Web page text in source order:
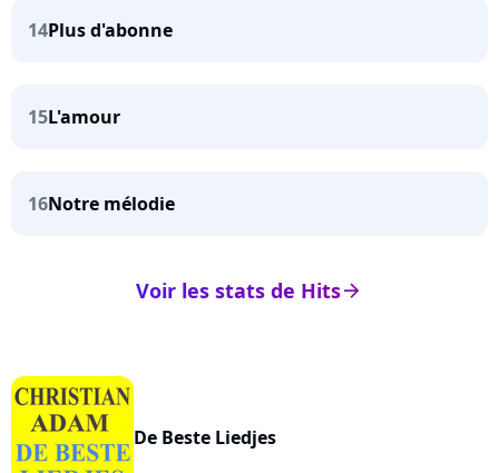
14Plus d'abonne
15L'amour
16Notre mélodie
arrow_right
Voir les stats de Hits
De Beste Liedjes